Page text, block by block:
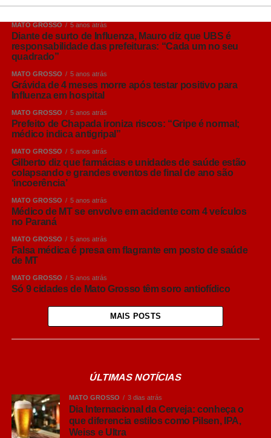
MATO GROSSO 5 anos atrás
Diante de surto de Influenza, Mauro diz que UBS é
responsabilidade das prefeituras: “Cada um no seu
quadrado”
MATO GROSSO 5 anos atrás
Grávida de 4 meses morre após testar positivo para
Influenza em hospital
MATO GROSSO 5 anos atrás
Prefeito de Chapada ironiza riscos: “Gripe é normal;
médico indica antigripal”
MATO GROSSO 5 anos atrás
Gilberto diz que farmácias e unidades de saúde estão
colapsando e grandes eventos de final de ano são
‘incoerência’
MATO GROSSO 5 anos atrás
Médico de MT se envolve em acidente com 4 veículos
no Paraná
MATO GROSSO 5 anos atrás
Falsa médica é presa em flagrante em posto de saúde
de MT
MATO GROSSO 5 anos atrás
Só 9 cidades de Mato Grosso têm soro antiofídico
MAIS POSTS
ÚLTIMAS NOTÍCIAS
MATO GROSSO 3 dias atrás
Dia Internacional da Cerveja: conheça o
que diferencia estilos como Pilsen, IPA,
Weiss e Ultra